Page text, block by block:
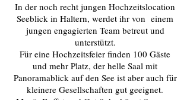
In der noch recht jungen Hochzeitslocation
Seeblick in Haltern, werdet ihr von einem
jungen engagierten Team betreut und
unterstützt.
Für eine Hochzeitsfeier finden 100 Gäste
und mehr Platz, der helle Saal mit
Panoramablick auf den See ist aber auch für
kleinere Gesellschaften gut geeignet.